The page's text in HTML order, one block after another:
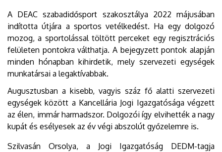
A DEAC szabadidősport szakosztálya 2022 májusában
indította útjára a sportos vetélkedést. Ha egy dolgozó
mozog, a sportolással töltött perceket egy regisztrációs
felületen pontokra válthatja. A bejegyzett pontok alapján
minden hónapban kihirdetik, mely szervezeti egységek
munkatársai a legaktívabbak.
Augusztusban a kisebb, vagyis száz fő alatti szervezeti
egységek között a Kancellária Jogi Igazgatósága végzett
az élen, immár harmadszor. Dolgozói így elvihették a nagy
kupát és esélyesek az év végi abszolút győzelemre is.
Szilvasán Orsolya, a Jogi Igazgatóság DEDM-tagja